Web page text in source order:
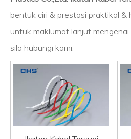
bentuk ciri & prestasi praktikal &
untuk maklumat lanjut mengenai
sila hubungi kami.